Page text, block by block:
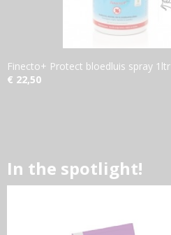
Finecto+ Protect bloedluis spray 1ltr
€ 22,50
In the spotlight!